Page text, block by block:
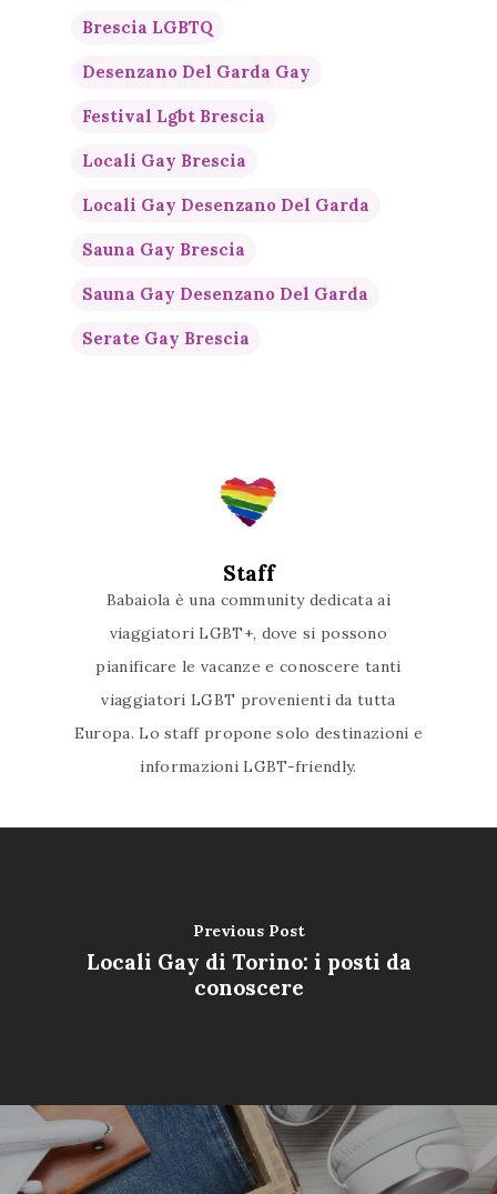
Brescia LGBTQ
Desenzano Del Garda Gay
Festival Lgbt Brescia
Locali Gay Brescia
Locali Gay Desenzano Del Garda
Sauna Gay Brescia
Sauna Gay Desenzano Del Garda
Serate Gay Brescia
Staff
Babaiola è una community dedicata ai
viaggiatori LGBT+, dove si possono
pianificare le vacanze e conoscere tanti
viaggiatori LGBT provenienti da tutta
Europa. Lo staff propone solo destinazioni e
informazioni LGBT-friendly.
Previous Post
Locali Gay di Torino: i posti da
conoscere